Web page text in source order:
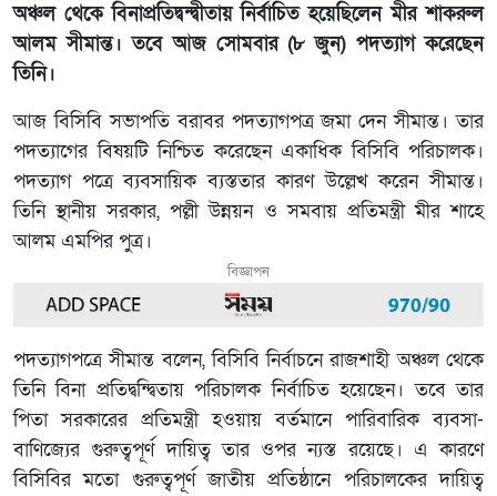
অঞ্চল থেকে বিনাপ্রতিদ্বন্দ্বীতায় নির্বাচিত হয়েছিলেন মীর শাকরুল
আলম সীমান্ত। তবে আজ সোমবার (৮ জুন) পদত্যাগ করেছেন
তিনি।
আজ বিসিবি সভাপতি বরাবর পদত্যাগপত্র জমা দেন সীমান্ত। তার
পদত্যাগের বিষয়টি নিশ্চিত করেছেন একাধিক বিসিবি পরিচালক।
পদত্যাগ পত্রে ব্যবসায়িক ব্যস্ততার কারণ উল্লেখ করেন সীমান্ত।
তিনি স্থানীয় সরকার, পল্লী উন্নয়ন ও সমবায় প্রতিমন্ত্রী মীর শাহে
আলম এমপির পুত্র।
বিজ্ঞাপন
পদত্যাগপত্রে সীমান্ত বলেন, বিসিবি নির্বাচনে রাজশাহী অঞ্চল থেকে
তিনি বিনা প্রতিদ্বন্দ্বিতায় পরিচালক নির্বাচিত হয়েছেন। তবে তার
পিতা সরকারের প্রতিমন্ত্রী হওয়ায় বর্তমানে পারিবারিক ব্যবসা-
বাণিজ্যের গুরুত্বপূর্ণ দায়িত্ব তার ওপর ন্যস্ত রয়েছে। এ কারণে
বিসিবির মতো গুরুত্বপূর্ণ জাতীয় প্রতিষ্ঠানে পরিচালকের দায়িত্ব